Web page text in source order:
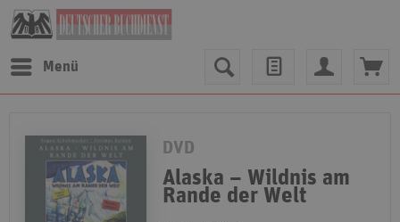
Menü
DVD
Alaska – Wildnis am
Rande der Welt